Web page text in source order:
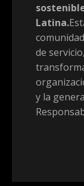
Latina.
de
y la